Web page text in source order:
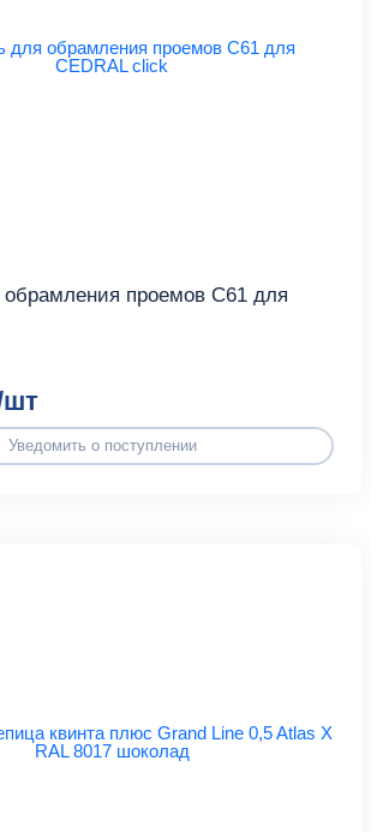
проемов С61 для
шт
Уведомить о поступлении